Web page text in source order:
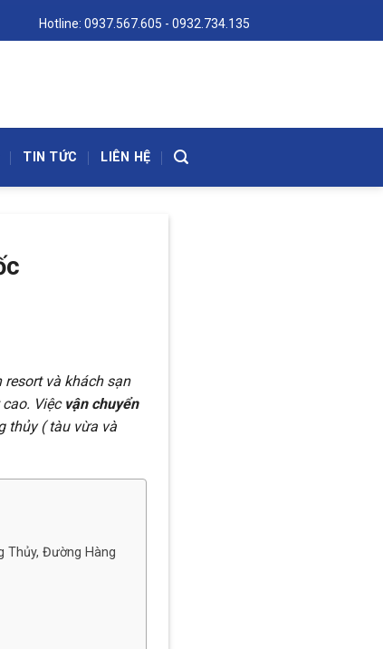
Hotline: 0937.567.605 - 0932.734.135
TIN TỨC LIÊN HỆ
và khách sạn
Việc vận chuyển
thủy ( tàu vừa và
Thủy, Đường Hàng